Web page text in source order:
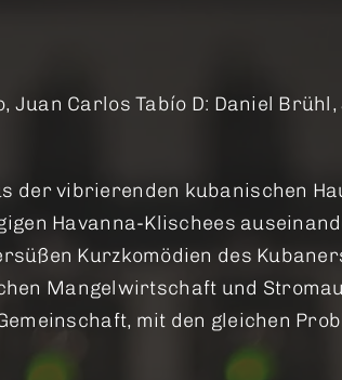
Juan Carlos Tabío D: Daniel Brühl,
der vibrierenden kubanischen
Havanna-Klischees
Kurzkomödien des
Mangelwirtschaft und
mit den gleichen